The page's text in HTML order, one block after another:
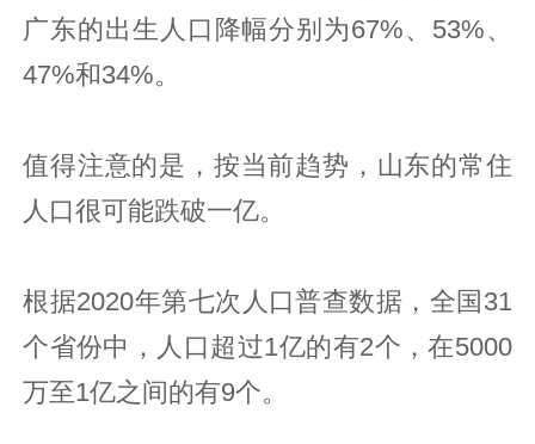
广东的出生人口降幅分别为67%、53%、
47%和34%。
值得注意的是，按当前趋势，山东的常住
人口很可能跌破一亿。
根据2020年第七次人口普查数据，全国31
个省份中，人口超过1亿的有2个，在5000
万至1亿之间的有9个。